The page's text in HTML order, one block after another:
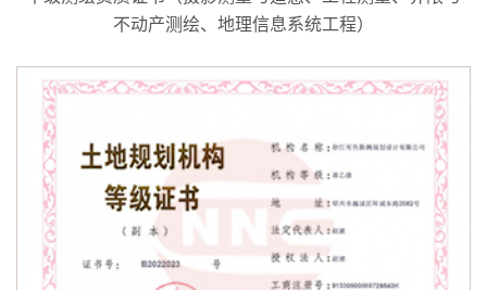
不动产测绘、地理信息系统工程）